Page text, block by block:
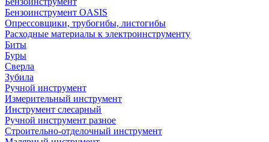
Бензоинструмент OASIS
Опрессовщики, трубогибы, листогибы
Расходные материалы к электроинструменту
Биты
Буры
Сверла
Зубила
Ручной инструмент
Измерительный инструмент
Инструмент слесарный
Ручной инструмент разное
Строительно-отделочный инструмент